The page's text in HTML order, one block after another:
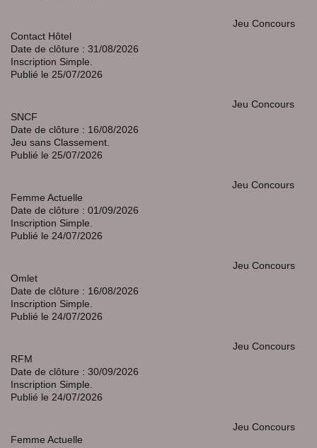
Jeu Concours
Contact Hôtel
Date de clôture : 31/08/2026
Inscription Simple.
Publié le 25/07/2026
Jeu Concours
SNCF
Date de clôture : 16/08/2026
Jeu sans Classement.
Publié le 25/07/2026
Jeu Concours
Femme Actuelle
Date de clôture : 01/09/2026
Inscription Simple.
Publié le 24/07/2026
Jeu Concours
Omlet
Date de clôture : 16/08/2026
Inscription Simple.
Publié le 24/07/2026
Jeu Concours
RFM
Date de clôture : 30/09/2026
Inscription Simple.
Publié le 24/07/2026
Jeu Concours
Femme Actuelle